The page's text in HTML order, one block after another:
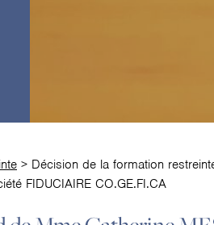
> Décision de la formation
FIDUCIAIRE CO.GE.FI.CA